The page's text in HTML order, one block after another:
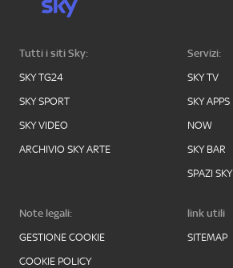
Tutti i siti Sky:
SKY TG24
SKY SPORT
SKY VIDEO
ARCHIVIO SKY ARTE
Servizi:
SKY TV
SKY APPS
NOW
SKY BAR
SPAZI SKY
Note legali:
GESTIONE COOKIE
COOKIE POLICY
link utili
SITEMAP